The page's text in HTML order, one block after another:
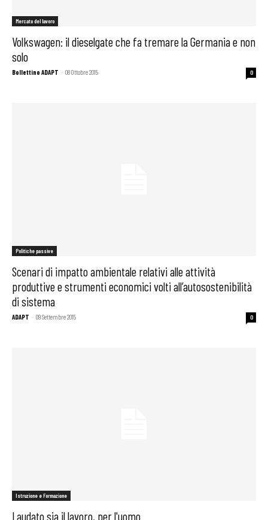
Mercato del lavoro
Volkswagen: il dieselgate che fa tremare la Germania e non
solo
Bollettino ADAPT - 08 Ottobre 2015 0
Politiche passive
Scenari di impatto ambientale relativi alle attività
produttive e strumenti economici volti all’autosostenibilità
di sistema
ADAPT - 09 Settembre 2015 0
Istruzione e Formazione
Laudato sia il lavoro, per l'uomo